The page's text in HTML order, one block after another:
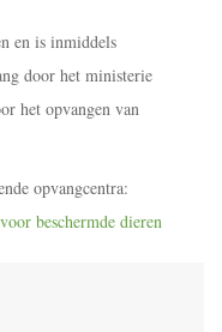
en is inmiddels
door het ministerie
het opvangen van
opvangcentra:
beschermde dieren